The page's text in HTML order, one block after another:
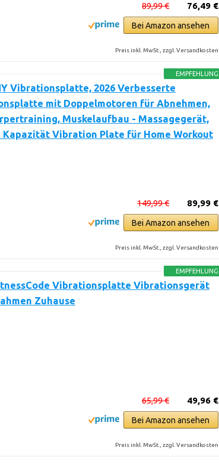
76,49 €
89,99 €
Bei Amazon ansehen
Preis inkl. MwSt., zzgl. Versandkosten
EMPFEHLUNG
Vibrationsplatte, 2026 Verbesserte
mit Doppelmotoren für Abnehmen,
Muskelaufbau - Massagegerät,
Kapazität Vibration Plate für Home Workout
89,99 €
149,99 €
Bei Amazon ansehen
Preis inkl. MwSt., zzgl. Versandkosten
EMPFEHLUNG
Vibrationsplatte Vibrationsgerät
Zuhause
49,96 €
65,99 €
Bei Amazon ansehen
Preis inkl. MwSt., zzgl. Versandkosten